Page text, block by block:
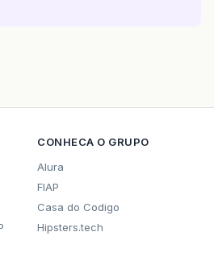
CONHECA O GRUPO
Alura
FIAP
Casa do Codigo
Hipsters.tech